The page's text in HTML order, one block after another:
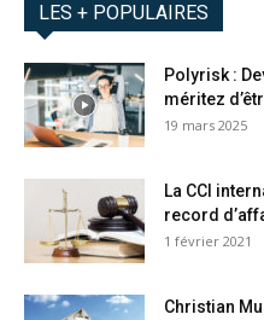
LES + POPULAIRES
Polyrisk :
méritez
19 mars 2025
La CCI
record
1 février 2021
Christian